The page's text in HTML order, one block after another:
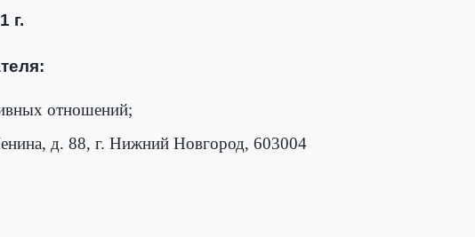
г.
отношений;
д. 88, г. Нижний Новгород, 603004